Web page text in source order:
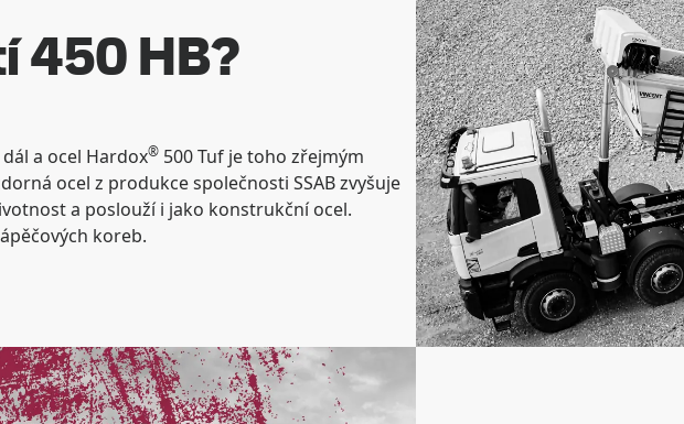
450 HB?
a ocel Hardox® 500 Tuf je toho zřejmým
ocel z produkce společnosti SSAB zvyšuje
a poslouží i jako konstrukční ocel.
koreb.